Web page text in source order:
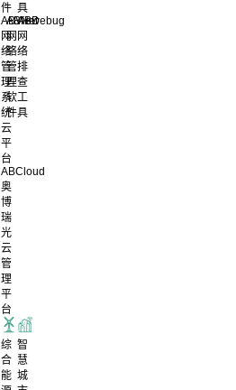
件
ABView
网
络
管
理
系
统
ABNet
网
络
管
理
软
件
具
ABDebug
网
络
排
查
工
具
云
平
台
ABCloud
奥
博
瑞
光
云
管
理
平
台
综
合
能
智
慧
城